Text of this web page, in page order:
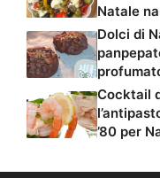
Natale
Dolci di
Cocktail
’80 per